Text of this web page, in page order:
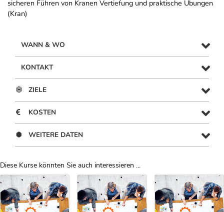
sicheren Führen von Kranen Vertiefung und praktische Übungen
(Kran)
WANN & WO
KONTAKT
ZIELE
KOSTEN
WEITERE DATEN
Diese Kurse könnten Sie auch interessieren ...
Uber Weiterbildungsvorschläge